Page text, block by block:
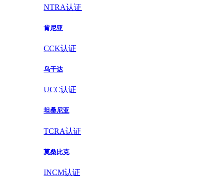
NTRA认证
肯尼亚
CCK认证
乌干达
UCC认证
坦桑尼亚
TCRA认证
莫桑比克
INCM认证